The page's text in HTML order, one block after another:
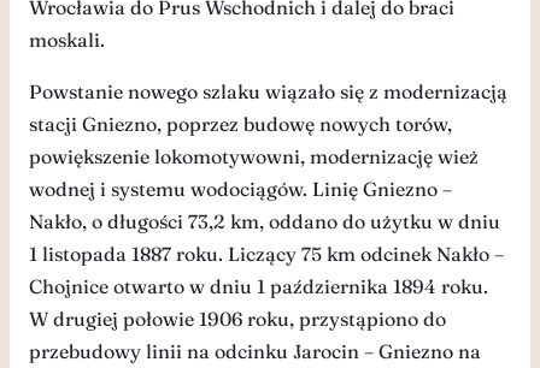
Wrocławia do Prus Wschodnich i dalej do braci
moskali.
Powstanie nowego szlaku wiązało się z modernizacją
stacji Gniezno, poprzez budowę nowych torów,
powiększenie lokomotywowni, modernizację wież
wodnej i systemu wodociągów. Linię Gniezno –
Nakło, o długości 73,2 km, oddano do użytku w dniu
1 listopada 1887 roku. Liczący 75 km odcinek Nakło –
Chojnice otwarto w dniu 1 października 1894 roku.
W drugiej połowie 1906 roku, przystąpiono do
przebudowy linii na odcinku Jarocin – Gniezno na